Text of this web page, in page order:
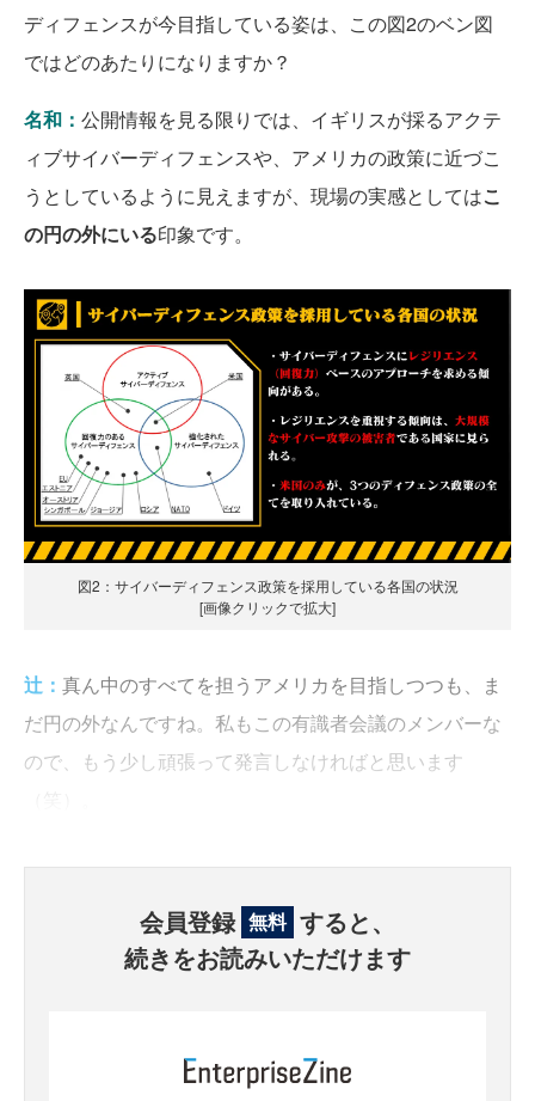
ディフェンスが今目指している姿は、この図2のベン図
ではどのあたりになりますか？
名和： 公開情報を見る限りでは、イギリスが採るアクテ
ィブサイバーディフェンスや、アメリカの政策に近づこ
うとしているように見えますが、現場の実感としてはこ
の円の外にいる印象です。
図2：サイバーディフェンス政策を採用している各国の状況
[画像クリックで拡大]
辻： 真ん中のすべてを担うアメリカを目指しつつも、ま
だ円の外なんですね。私もこの有識者会議のメンバーな
ので、もう少し頑張って発言しなければと思います
会員登録 無料 すると、
続きをお読みいただけます